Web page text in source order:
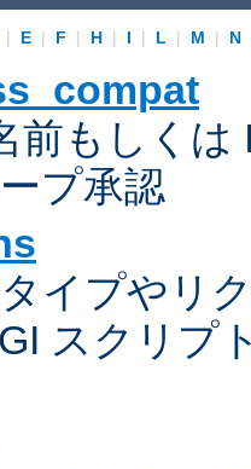
| E | F | H | I | L | M | N
前もしくは
プ承認
イプやリ
スクリプ